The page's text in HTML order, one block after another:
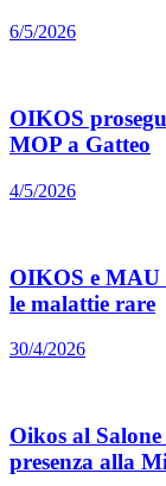
6/5/2026
OIKOS
MOP a Gatteo
4/5/2026
OIKOS e MAU
le malattie rare
30/4/2026
Oikos al
presenza alla